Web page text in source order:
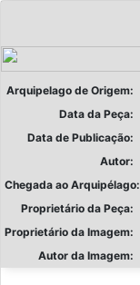
Arquipelago de Origem:
Data da Peça:
Data de Publicação:
Autor:
Chegada ao Arquipélago:
Proprietário da Peça:
Proprietário da Imagem:
Autor da Imagem: